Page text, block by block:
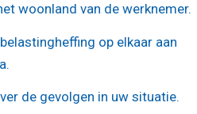
woonland van de werknemer.
op elkaar aan
de gevolgen in uw situatie.